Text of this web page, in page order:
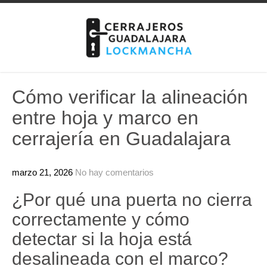
Cómo verificar la alineación
entre hoja y marco en
cerrajería en Guadalajara
marzo 21, 2026 No hay comentarios
¿Por qué una puerta no cierra
correctamente y cómo
detectar si la hoja está
desalineada con el marco?